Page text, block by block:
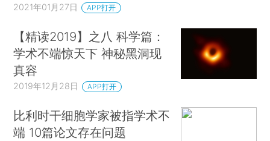
2021年01月27日 APP打开
【精读2019】之八 科学篇：
学术不端惊天下 神秘黑洞现
真容
2019年12月28日 APP打开
比利时干细胞学家被指学术不
端 10篇论文存在问题